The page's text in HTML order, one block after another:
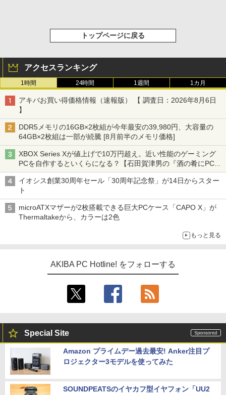
トップページに戻る
アクセスランキング
1時間 24時間 1週間 1カ月
アキバお買い得価格情報（速報版） 【 調査日：2026年8月6日
】
DDR5メモリの16GB×2枚組が今年最安の39,980円、大容量の
64GB×2枚組は一部が続騰 [8月前半のメモリ価格]
XBOX Series Xが値上げで10万円超え。近い性能のゲーミング
PCを自作するといくらになる？【石田賀津男の『酒の肴にPCゲ
ーム』】
イオシス創業30周年セール「30周年記念祭」が14日からスター
ト
microATXマザーが2枚搭載できる巨大PCケース「CAPO X」が
Thermaltakeから、カラーは2色
もっと見る
AKIBA PC Hotline! をフォローする
Special Site
Amazon プライムデー過去最安! Anker注目プ
ロジェクター3モデルを使ってみた
SOUNDPEATSのイヤカフ型イヤフォン「UU2